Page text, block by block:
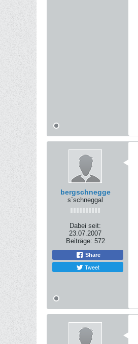
bergschnegge
s´schneggal
Dabei seit:
23.07.2007
Beiträge: 572
Share
Tweet